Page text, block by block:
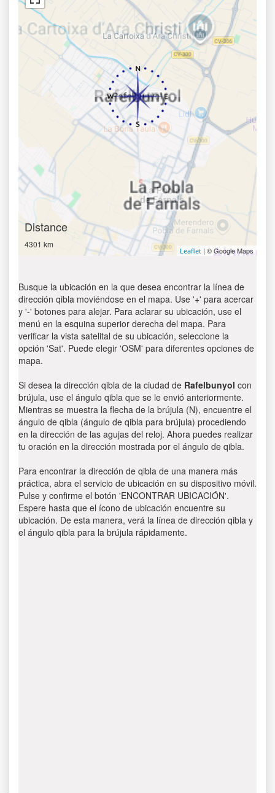
Distance
4301 km
Leaflet | © Google Maps
Busque la ubicación en la que desea encontrar la línea de
dirección qibla moviéndose en el mapa. Use '+' para acercar
y '-' botones para alejar. Para aclarar su ubicación, use el
menú en la esquina superior derecha del mapa. Para
verificar la vista satelital de su ubicación, seleccione la
opción 'Sat'. Puede elegir 'OSM' para diferentes opciones de
mapa.
Si desea la dirección qibla de la ciudad de Rafelbunyol con
brújula, use el ángulo qibla que se le envió anteriormente.
Mientras se muestra la flecha de la brújula (N), encuentre el
ángulo de qibla (ángulo de qibla para brújula) procediendo
en la dirección de las agujas del reloj. Ahora puedes realizar
tu oración en la dirección mostrada por el ángulo de qibla.
Para encontrar la dirección de qibla de una manera más
práctica, abra el servicio de ubicación en su dispositivo móvil.
Pulse y confirme el botón 'ENCONTRAR UBICACIÓN'.
Espere hasta que el ícono de ubicación encuentre su
ubicación. De esta manera, verá la línea de dirección qibla y
el ángulo qibla para la brújula rápidamente.